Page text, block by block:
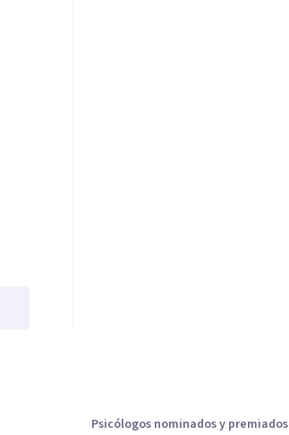
Psicólogos nominados y premiados